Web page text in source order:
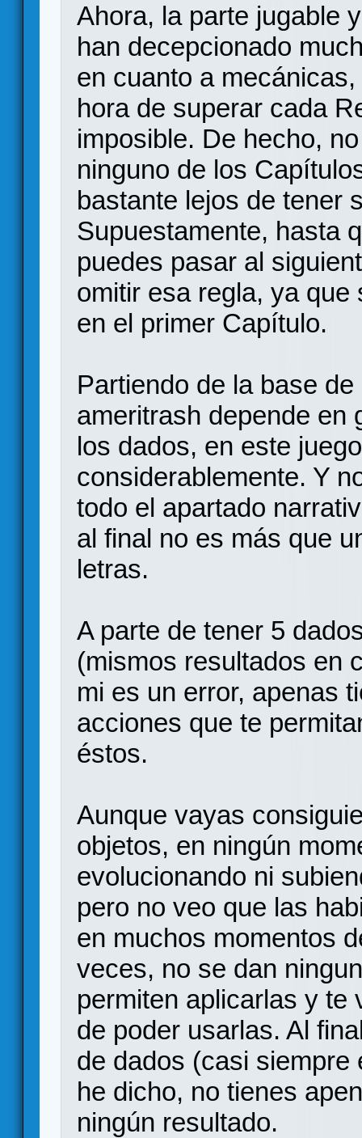
Ahora, la parte jugable
han decepcionado
en cuanto a
hora de superar cada
imposible. De hecho,
ninguno de los
bastante lejos de tener
Supuestamente, hasta
puedes pasar al
omitir esa regla, ya
en el primer Capítulo.
Partiendo de la base
ameritrash depende en
los dados, en este
considerablemente. Y
todo el apartado
al final no es más que
letras.
A parte de tener 5
(mismos resultados en
mi es un error, apenas
acciones que te
éstos.
Aunque vayas
objetos, en ningún
evolucionando ni
pero no veo que las
en muchos momentos
veces, no se dan
permiten aplicarlas y te
de poder usarlas. Al
de dados (casi
he dicho, no tienes
ningún resultado.